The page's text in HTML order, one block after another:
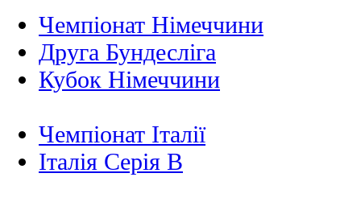
Чемпіонат Німеччини
Друга Бундесліга
Кубок Німеччини
Чемпіонат Італії
Італія Серія B